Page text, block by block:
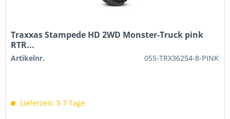
Traxxas Stampede HD 2WD Monster-Truck pink
RTR...
Artikelnr. 055-TRX36254-8-PINK
Lieferzeit: 3-7 Tage